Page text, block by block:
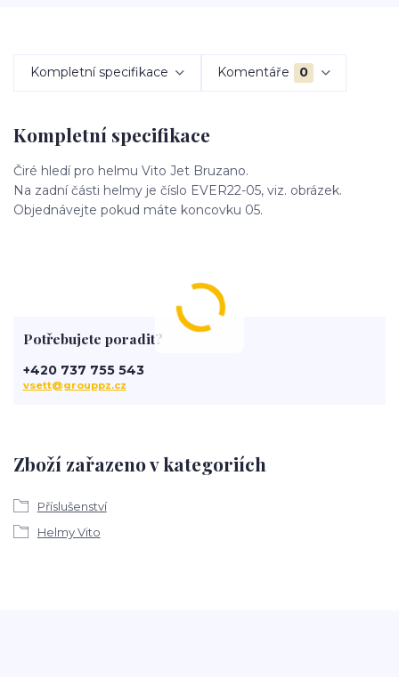
Kompletní specifikace Komentáře 0
Kompletní specifikace
Čiré hledí pro helmu Vito Jet Bruzano.
Na zadní části helmy je číslo EVER22-05, viz. obrázek.
Objednávejte pokud máte koncovku 05.
Zboží zařazeno v kategoriích
Příslušenství
Helmy Vito
Potřebujete poradit?
+420 737 755 543
vsett@grouppz.cz